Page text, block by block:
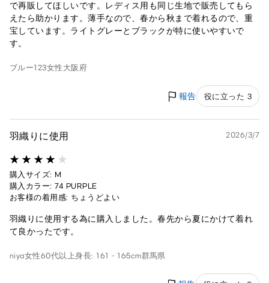
で再販してほしいです。レディス用も同じ生地で販売してもら
えたら助かります。薄手なので、春から秋まで着れるので、重
宝しています。ライトグレーとブラックが特に使いやすいで
す。
ブルー123女性 大阪府
報告 役に立った 3
羽織りに使用 2026/3/7
購入サイズ: M
購入カラー: 74 PURPLE
お客様の着用感: ちょうどよい
羽織りに使用する為に購入しました。春先から夏にかけて着れ
て良かったです。
niya女性60代以上身長: 161 - 165cm群馬県